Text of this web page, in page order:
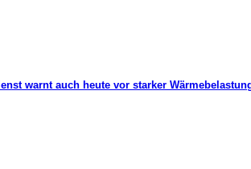
warnt auch heute vor starker